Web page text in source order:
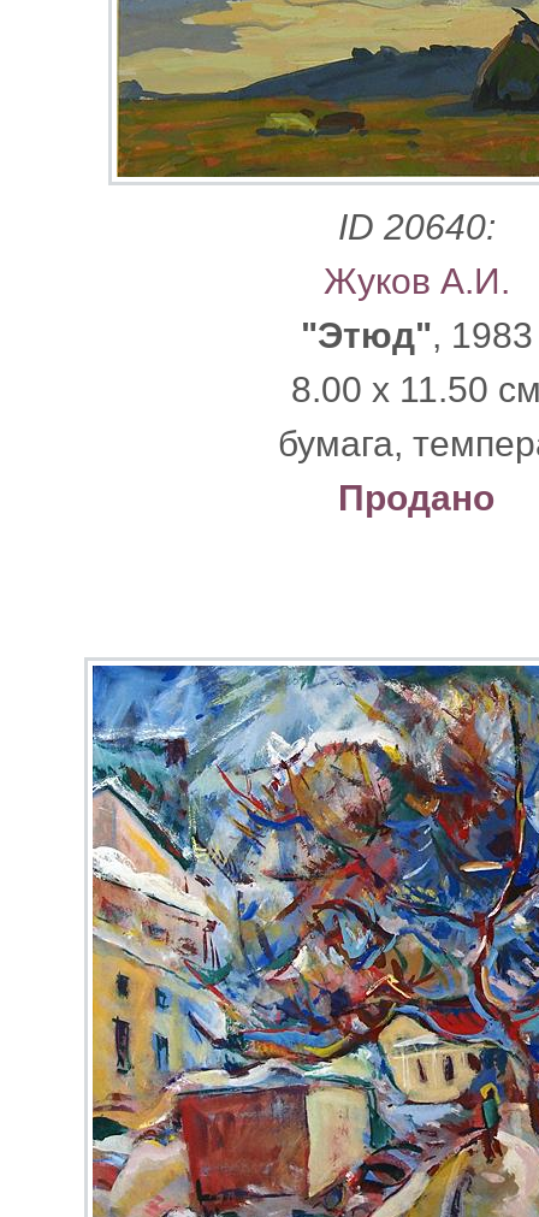
ID 20640:
Жуков А.И.
"Этюд", 1983
8.00 x 11.50
бумага,
Продано